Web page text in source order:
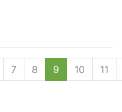
7 8 9 10 11